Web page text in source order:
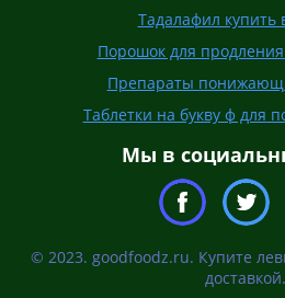
Тадалафил купить
Порошок для продления
Препараты
Таблетки на букву ф для
Мы в
© 2023. goodfoodz.ru. Купите
доставкой.